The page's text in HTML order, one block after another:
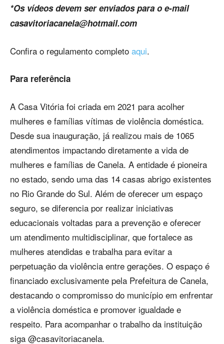
*Os vídeos devem ser enviados para o e-mail
casavitoriacanela@hotmail.com
Confira o regulamento completo aqui.
Para referência
A Casa Vitória foi criada em 2021 para acolher
mulheres e famílias vítimas de violência doméstica.
Desde sua inauguração, já realizou mais de 1065
atendimentos impactando diretamente a vida de
mulheres e famílias de Canela. A entidade é pioneira
no estado, sendo uma das 14 casas abrigo existentes
no Rio Grande do Sul. Além de oferecer um espaço
seguro, se diferencia por realizar iniciativas
educacionais voltadas para a prevenção e oferecer
um atendimento multidisciplinar, que fortalece as
mulheres atendidas e trabalha para evitar a
perpetuação da violência entre gerações. O espaço é
financiado exclusivamente pela Prefeitura de Canela,
destacando o compromisso do município em enfrentar
a violência doméstica e promover igualdade e
respeito. Para acompanhar o trabalho da instituição
siga @casavitoriacanela.